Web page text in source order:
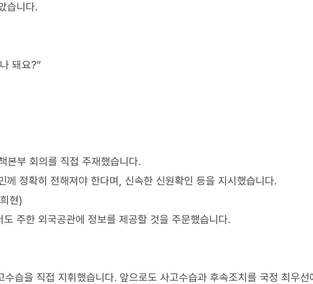
습니다.
돼요?”
본부 회의를 직접 주재했습니다.
께 정확히 전해져야 한다며, 신속한 신원확인 등을 지시했습니다.
현)
주한 외국공관에 정보를 제공할 것을 주문했습니다.
습을 직접 지휘했습니다. 앞으로도 사고수습과 후속조치를 국정 최우선